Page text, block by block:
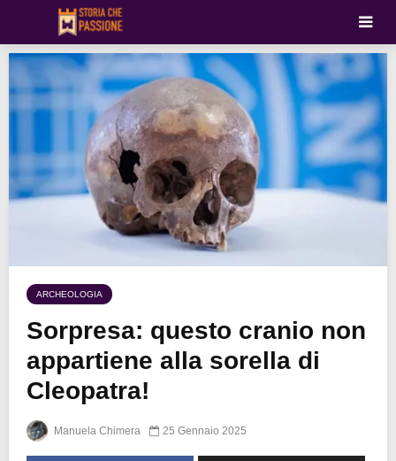
ARCHEOLOGIA
Sorpresa: questo cranio non
appartiene alla sorella di
Cleopatra!
Manuela Chimera 25 Gennaio 2025